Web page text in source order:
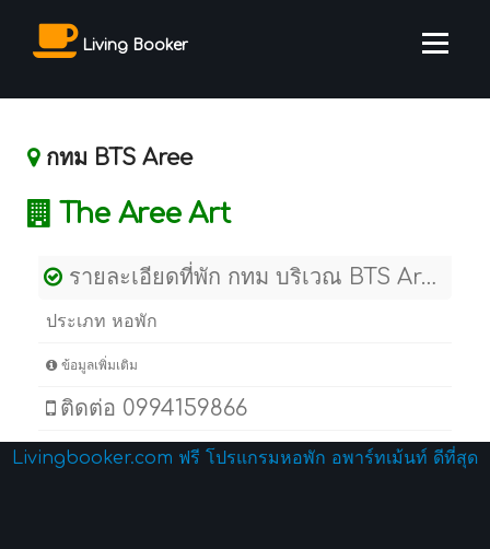
Living Booker
กทม BTS Aree
The Aree Art
รายละเอียดที่พัก กทม บริเวณ BTS Aree
ประเภท หอพัก
ข้อมูลเพิ่มเติม
ติดต่อ 0994159866
Livingbooker.com ฟรี โปรแกรมหอพัก อพาร์ทเม้นท์ ดีที่สุด